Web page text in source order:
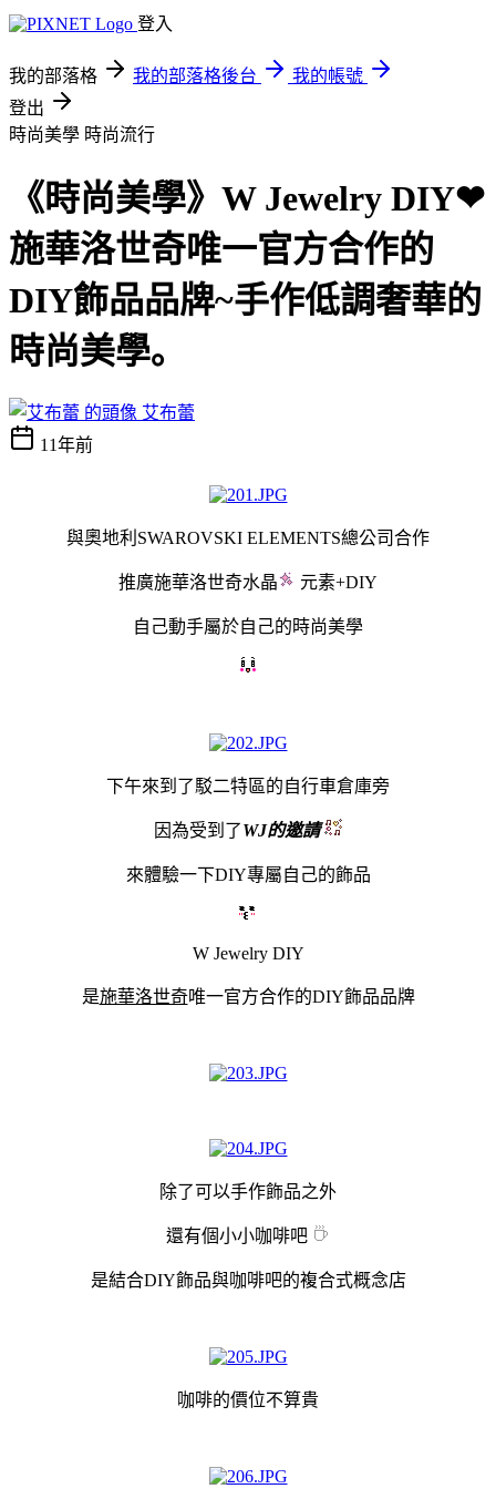
登入
我的部落格 我的部落格後台
我的帳號
登出
時尚美學 時尚流行
《時尚美學》W Jewelry DIY❤
施華洛世奇唯一官方合作的
DIY飾品品牌~手作低調奢華的
時尚美學｡
艾布蕾
11年前
與奧地利SWAROVSKI ELEMENTS總公司合作
推廣施華洛世奇水晶 元素+DIY
自己動手屬於自己的時尚美學
下午來到了駁二特區的自行車倉庫旁
因為受到了WJ的邀請
來體驗一下DIY專屬自己的飾品
W Jewelry DIY
是施華洛世奇唯一官方合作的DIY飾品品牌
除了可以手作飾品之外
還有個小小咖啡吧
是結合DIY飾品與咖啡吧的複合式概念店
咖啡的價位不算貴